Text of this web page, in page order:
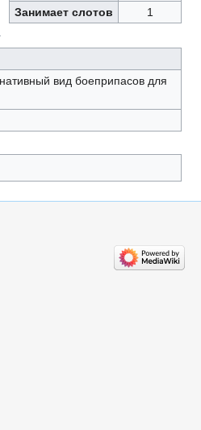
Занимает слотов
1
вид боеприпасов для